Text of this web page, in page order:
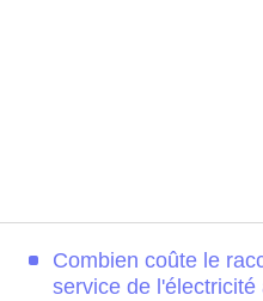
Combien coûte le
service de l'électricité